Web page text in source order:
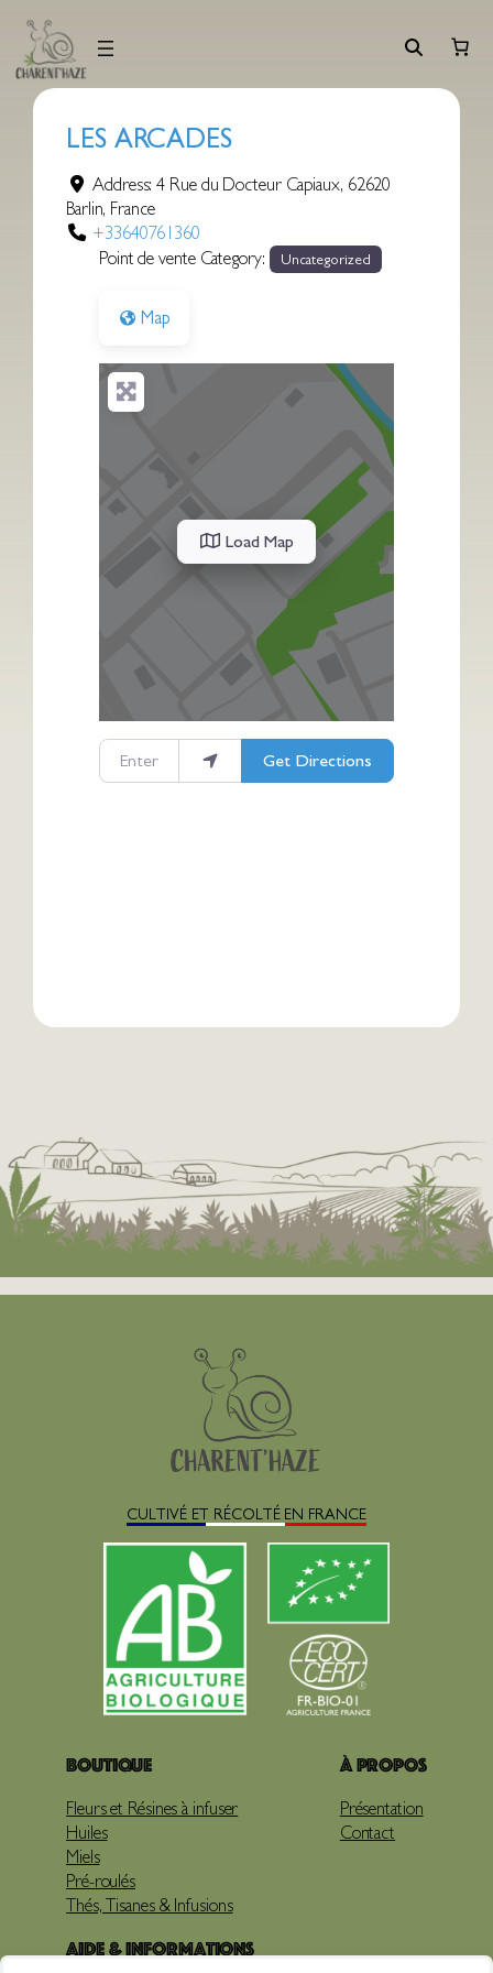
contenu
LES ARCADES
Address:4 Rue du Docteur Capiaux, 62620
Barlin, France
+33640761360
Point de vente Category:
Uncategorized
Map
Load Map
Enter your location
Get Directions
CULTIVÉ ET RÉCOLTÉ EN FRANCE
Boutique
Fleurs et Résines à infuser
Huiles
Miels
Pré-roulés
Thés, Tisanes & Infusions
À propos
Présentation
Contact
Aide & Informations